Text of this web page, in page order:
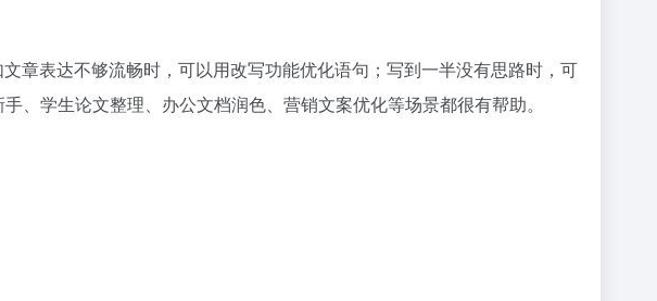
章表达不够流畅时，可以用改写功能优化语句；写到一半没有思路时，可
学生论文整理、办公文档润色、营销文案优化等场景都很有帮助。